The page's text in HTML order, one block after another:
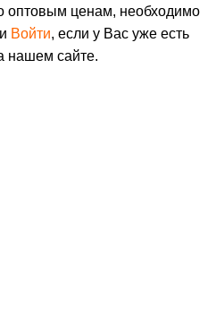
оптовым ценам, необходимо
Войти, если у Вас уже есть
нашем сайте.